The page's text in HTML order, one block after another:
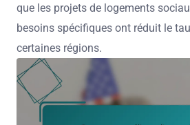
que les projets de logements
besoins spécifiques ont réduit le
certaines régions.